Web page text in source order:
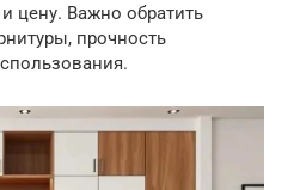
цену. Важно обратить
прочность